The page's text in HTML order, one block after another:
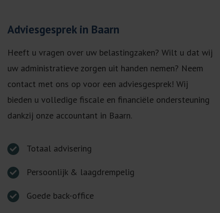
Adviesgesprek in Baarn
Heeft u vragen over uw belastingzaken? Wilt u dat wij
uw administratieve zorgen uit handen nemen? Neem
contact met ons op voor een adviesgesprek! Wij
bieden u volledige fiscale en financiële ondersteuning
dankzij onze accountant in Baarn.
Totaal advisering
Persoonlijk & laagdrempelig
Goede back-office